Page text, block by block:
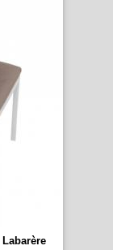
Labarère